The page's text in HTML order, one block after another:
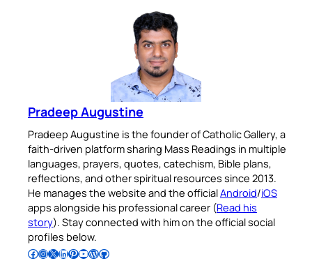
Pradeep Augustine
Pradeep Augustine is the founder of Catholic Gallery, a
faith-driven platform sharing Mass Readings in multiple
languages, prayers, quotes, catechism, Bible plans,
reflections, and other spiritual resources since 2013.
He manages the website and the officialAndroid/iOS
apps alongside his professional career (Read his
story). Stay connected with him on the official social
profiles below.
Follow Pradeep on Facebook Follow Pradeep on InstagramFollow Pradeep on X Follow Pradeep on LinkedIn Follow Pradeep on Pinterest Subscribe to Pradeep’s Youtube Channel Follow Pradeep on WordPress Follow Pradeep on GitHub